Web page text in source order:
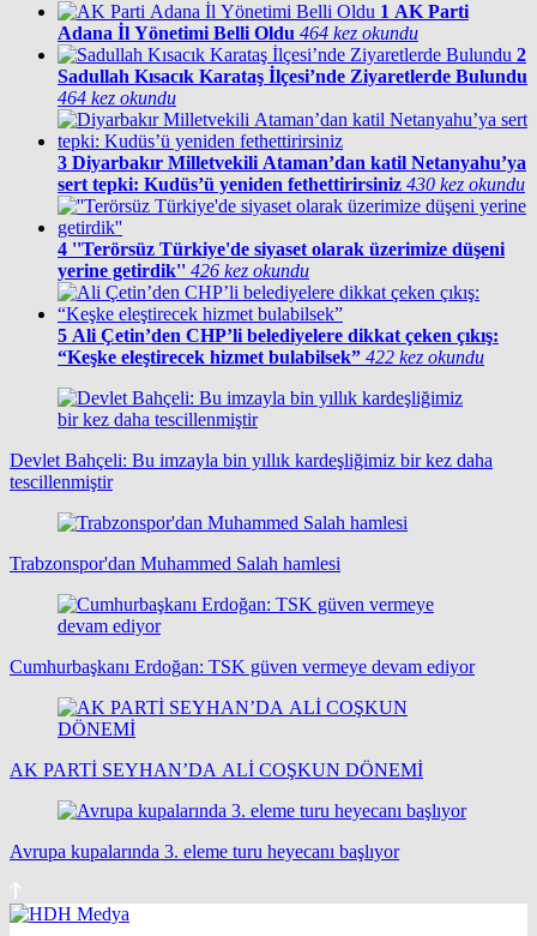
1 AK Parti
Adana İl Yönetimi Belli Oldu 464 kez okundu
2
Sadullah Kısacık Karataş İlçesi’nde Ziyaretlerde Bulundu
464 kez okundu
3 Diyarbakır Milletvekili Ataman’dan katil Netanyahu’ya
sert tepki: Kudüs’ü yeniden fethettirirsiniz 430 kez okundu
4 ''Terörsüz Türkiye'de siyaset olarak üzerimize düşeni
yerine getirdik'' 426 kez okundu
5 Ali Çetin’den CHP’li belediyelere dikkat çeken çıkış:
“Keşke eleştirecek hizmet bulabilsek” 422 kez okundu
Devlet Bahçeli: Bu imzayla bin yıllık kardeşliğimiz bir kez daha
tescillenmiştir
Trabzonspor'dan Muhammed Salah hamlesi
Cumhurbaşkanı Erdoğan: TSK güven vermeye devam ediyor
AK PARTİ SEYHAN’DA ALİ COŞKUN DÖNEMİ
Avrupa kupalarında 3. eleme turu heyecanı başlıyor